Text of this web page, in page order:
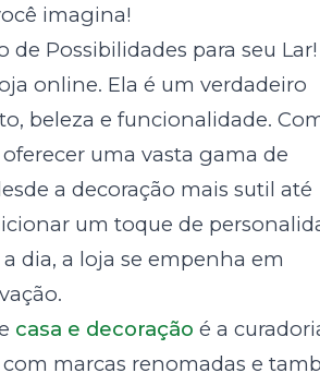
imagina!
Possibilidades para seu Lar!
online. Ela é um verdadeiro
beleza e funcionalidade.
uma vasta gama de
a decoração mais sutil até
um toque de
dia, a loja se empenha em
casa e decoração é a
marcas renomadas e